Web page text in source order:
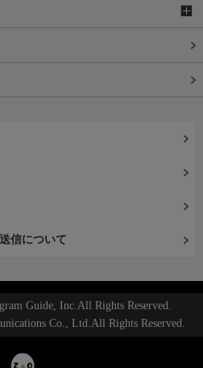
信について
Guide, Inc.All Rights Reserved.
Co., Ltd.All Rights Reserved.